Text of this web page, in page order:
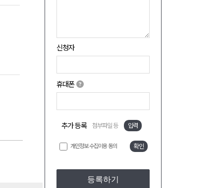
신청자
휴대폰
추가 등록 첨부파일 등 입력
개인정보 수집이용 동의 확인
등록하기